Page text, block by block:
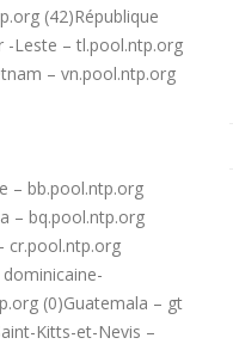
(42)République
-Leste – tl.pool.ntp.org
– vn.pool.ntp.org
– bb.pool.ntp.org
– bq.pool.ntp.org
cr.pool.ntp.org
(0)Guatemala – gt
Kitts-et-Nevis –